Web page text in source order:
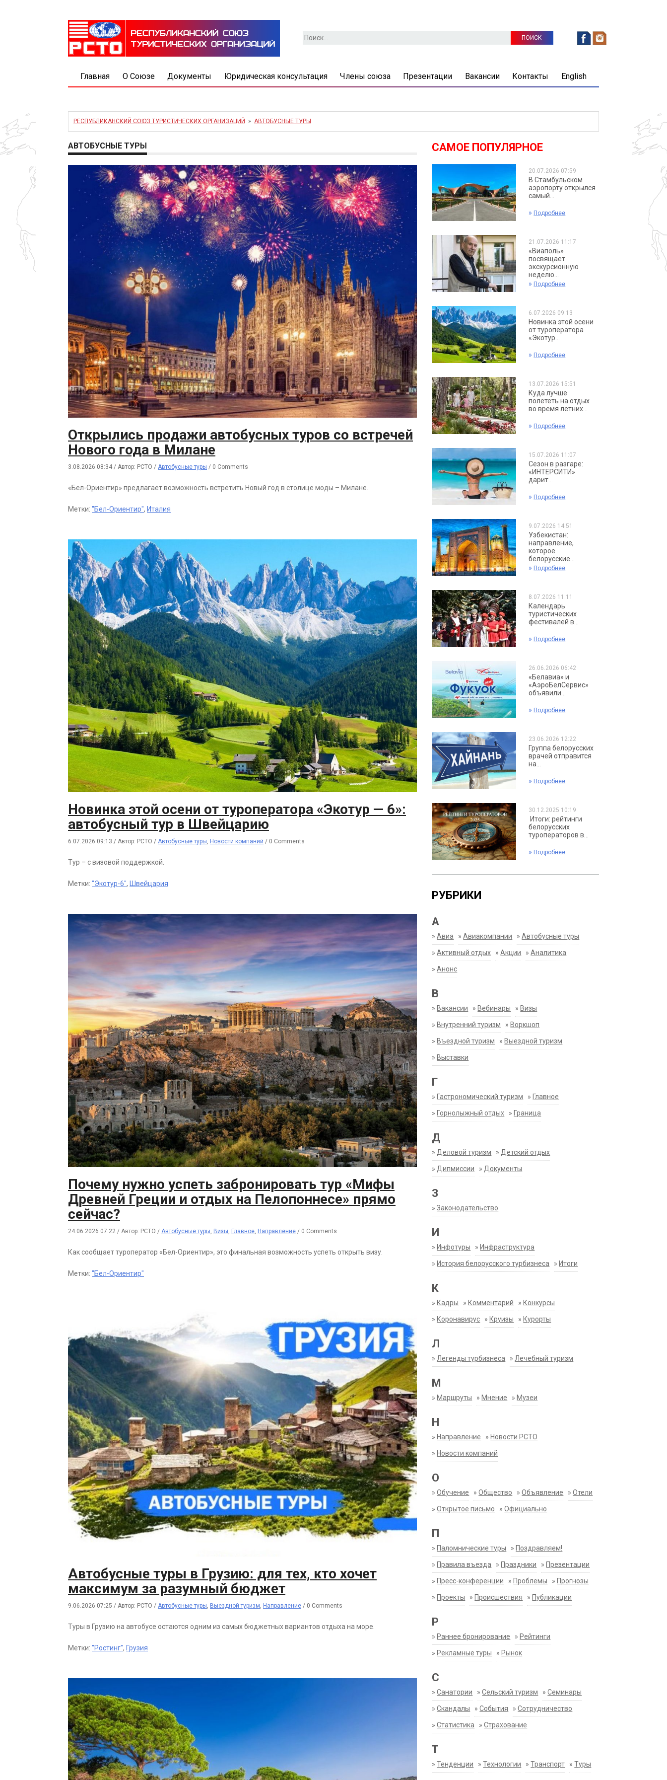
Найти:
Главная О Союзе Документы Юридическая консультация Члены союза Презентации Вакансии Контакты English
РЕСПУБЛИКАНСКИЙ СОЮЗ ТУРИСТИЧЕСКИХ ОРГАНИЗАЦИЙ » АВТОБУСНЫЕ ТУРЫ
АВТОБУСНЫЕ ТУРЫ
Открылись продажи автобусных туров со встречей
Нового года в Милане
3.08.2026 08:34 / Автор: РСТО / Автобусные туры / 0 Comments
«Бел-Ориентир» предлагает возможность встретить Новый год в столице моды – Милане.
Метки: "Бел-Ориентир", Италия
Новинка этой осени от туроператора «Экотур — 6»:
автобусный тур в Швейцарию
6.07.2026 09:13 / Автор: РСТО / Автобусные туры, Новости компаний / 0 Comments
Тур – с визовой поддержкой.
Метки: "Экотур-6", Швейцария
Почему нужно успеть забронировать тур «Мифы
Древней Греции и отдых на Пелопоннесе» прямо
сейчас?
24.06.2026 07:22 / Автор: РСТО / Автобусные туры Визы Главное Направление / 0 Comments
Как сообщает туроператор «Бел-Ориентир», это финальная возможность успеть открыть визу.
Метки: "Бел-Ориентир"
Автобусные туры в Грузию: для тех, кто хочет
максимум за разумный бюджет
9.06.2026 07:25 / Автор: РСТО / Автобусные туры Выездной туризм Направление / 0 Comments
Туры в Грузию на автобусе остаются одним из самых бюджетных вариантов отдыха на море.
Метки: "Ростинг", Грузия
САМОЕ ПОПУЛЯРНОЕ
20.07.2026 07:59
В Стамбульском
аэропорту открылся
самый...
» Подробнее
21.07.2026 11:17
«Виаполь»
посвящает
экскурсионную
неделю...
» Подробнее
6.07.2026 09:13
Новинка этой осени
от туроператора
«Экотур...
» Подробнее
13.07.2026 15:51
Куда лучше
полететь на отдых
во время летних...
» Подробнее
15.07.2026 11:07
Сезон в разгаре:
«ИНТЕРСИТИ»
дарит...
» Подробнее
9.07.2026 14:51
Узбекистан:
направление,
которое
белорусские...
» Подробнее
8.07.2026 11:11
Календарь
туристических
фестивалей в...
» Подробнее
26.06.2026 06:42
«Белавиа» и
«АэроБелСервис»
объявили...
» Подробнее
23.06.2026 12:22
Группа белорусских
врачей отправится
на...
» Подробнее
30.12.2025 10:19
Итоги: рейтинги
белорусских
туроператоров в...
» Подробнее
РУБРИКИ
А
»Авиа »Авиакомпании »Автобусные туры
»Активный отдых »Акции »Аналитика
»Анонс
В
» Вакансии » Вебинары » Визы
» Внутренний туризм » Воркшоп
» Въездной туризм » Выездной туризм
» Выставки
Г
» Гастрономический туризм » Главное
» Горнолыжный отдых » Граница
Д
» Деловой туризм » Детский отдых
» Дипмиссии » Документы
З
»Законодательство
И
» Инфотуры » Инфраструктура
» История белорусского турбизнеса » Итоги
К
» Кадры » Комментарий » Конкурсы
» Коронавирус » Круизы » Курорты
Л
» Легенды турбизнеса » Лечебный туризм
М
» Маршруты » Мнение » Музеи
Н
» Направление » Новости РСТО
» Новости компаний
О
»Обучение »Общество »Объявление »Отели
»Открытое письмо »Официально
П
» Паломнические туры » Поздравляем!
» Правила въезда » Праздники » Презентации
» Пресс-конференции » Проблемы » Прогнозы
» Проекты » Происшествия » Публикации
Р
» Раннее бронирование » Рейтинги
» Рекламные туры » Рынок
С
»Санатории »Сельский туризм »Семинары
»Скандалы »События »Сотрудничество
»Статистика »Страхование
Т
»Тенденции »Технологии »Транспорт »Туры